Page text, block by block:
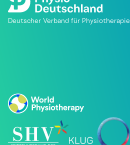
Deutscher Verband für Physiotherapie